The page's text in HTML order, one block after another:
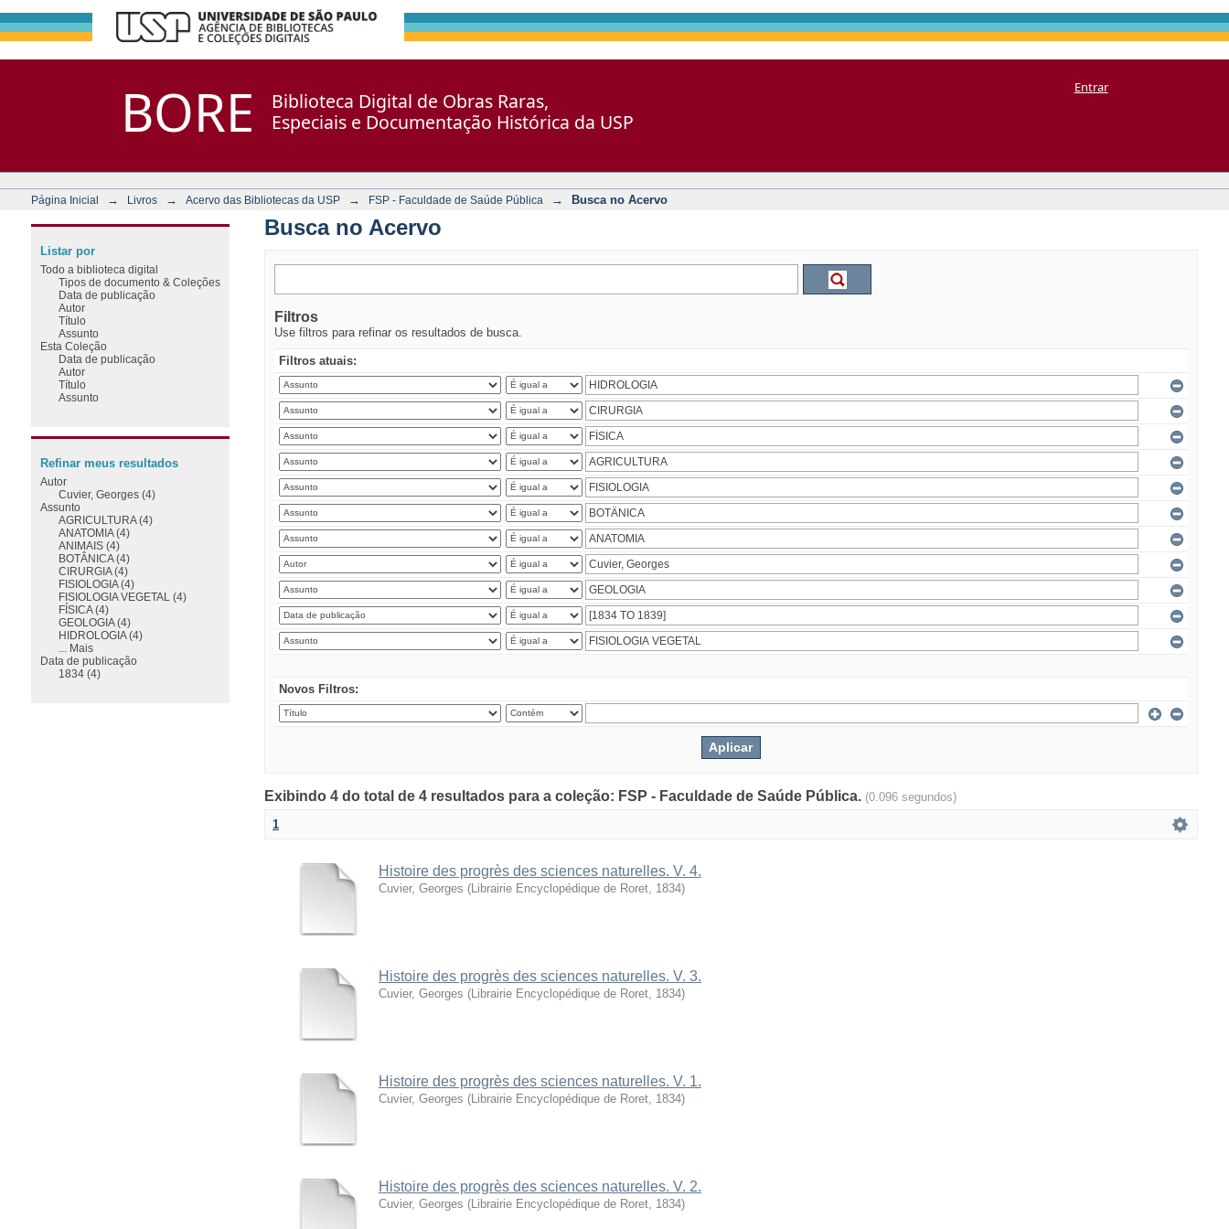
BORE
Biblioteca Digital de Obras Raras,
Especiais e Documentação Histórica da USP
Entrar
Página Inicial → Livros → Acervo das Bibliotecas da USP → FSP - Faculdade de Saúde Pública → Busca no Acervo
Busca no Acervo
Filtros
Use filtros para refinar os resultados de busca.
Filtros atuais:
Novos Filtros:
Exibindo 4 do total de 4 resultados para a coleção: FSP - Faculdade de Saúde Pública. (0.096 segundos)
1
Histoire des progrès des sciences naturelles. V. 4.
Cuvier, Georges (Librairie Encyclopédique de Roret, 1834)
Histoire des progrès des sciences naturelles. V. 3.
Cuvier, Georges (Librairie Encyclopédique de Roret, 1834)
Histoire des progrès des sciences naturelles. V. 1.
Cuvier, Georges (Librairie Encyclopédique de Roret, 1834)
Histoire des progrès des sciences naturelles. V. 2.
Cuvier, Georges (Librairie Encyclopédique de Roret, 1834)
Listar por
Todo a biblioteca digital
Tipos de documento & Coleções
Data de publicação
Autor
Título
Assunto
Esta Coleção
Data de publicação
Autor
Título
Assunto
Refinar meus resultados
Autor
Cuvier, Georges (4)
Assunto
AGRICULTURA (4)
ANATOMIA (4)
ANIMAIS (4)
BOTÂNICA (4)
CIRURGIA (4)
FISIOLOGIA (4)
FISIOLOGIA VEGETAL (4)
FÍSICA (4)
GEOLOGIA (4)
HIDROLOGIA (4)
... Mais
Data de publicação
1834 (4)